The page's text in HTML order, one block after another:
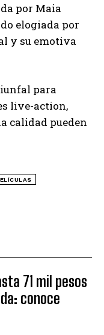
por Maia
elogiada por
y su emotiva
para
live-action,
calidad pueden
71 mil pesos
conoce